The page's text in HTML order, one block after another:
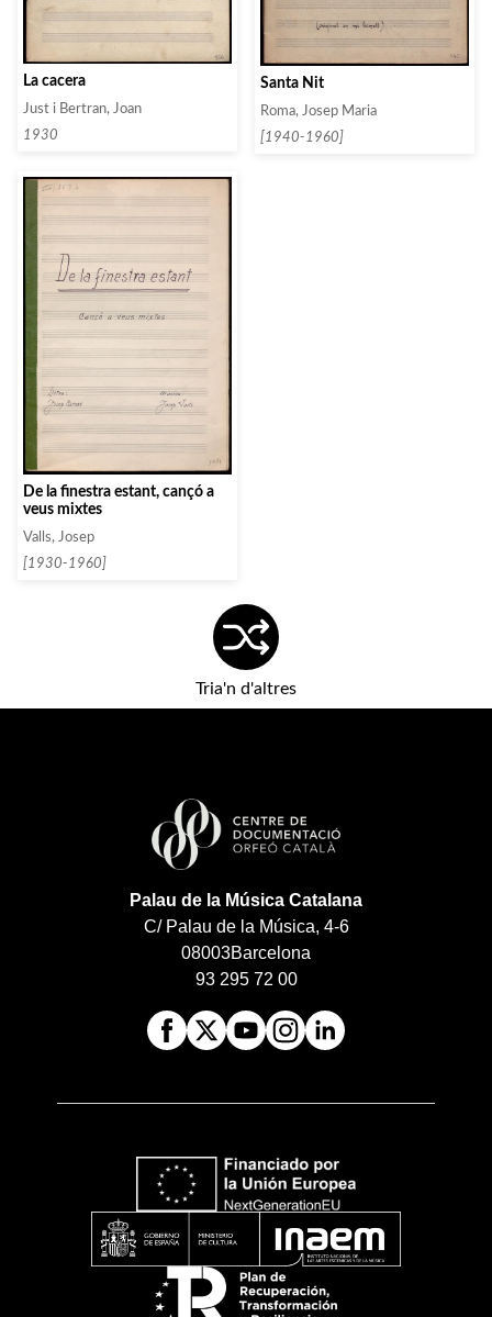
La cacera
Just i Bertran, Joan
1930
Santa Nit
Roma, Josep Maria
[1940-1960]
De la finestra estant, cançó a
veus mixtes
Valls, Josep
[1930-1960]
Tria'n d'altres
Palau de la Música Catalana
C/ Palau de la Música, 4-6
08003Barcelona
93 295 72 00